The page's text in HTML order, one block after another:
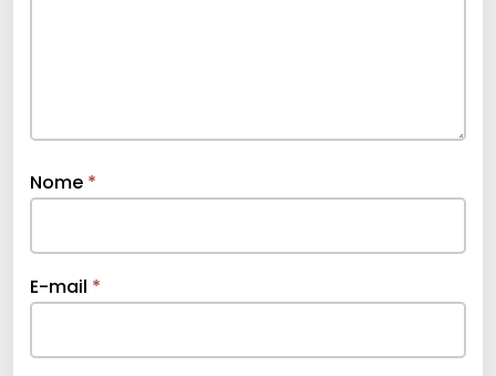
Nome *
E-mail *